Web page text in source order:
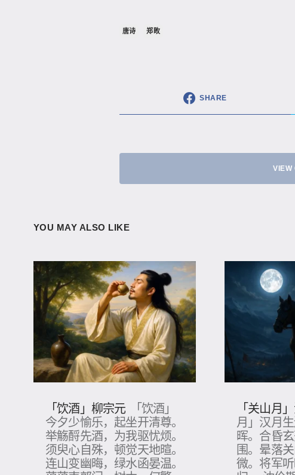
唐诗 郑畋
SHARE
VIEW
YOU MAY ALSO LIKE
「饮酒」柳宗元
「饮酒」
今夕少愉乐，起坐开清尊。
举觞酹先酒，为我驱忧烦。
须臾心自殊，顿觉天地暄。
连山变幽晦，绿水函晏温。
「关山月
月」汉月
晖。合昏
围。晕落
微。将军